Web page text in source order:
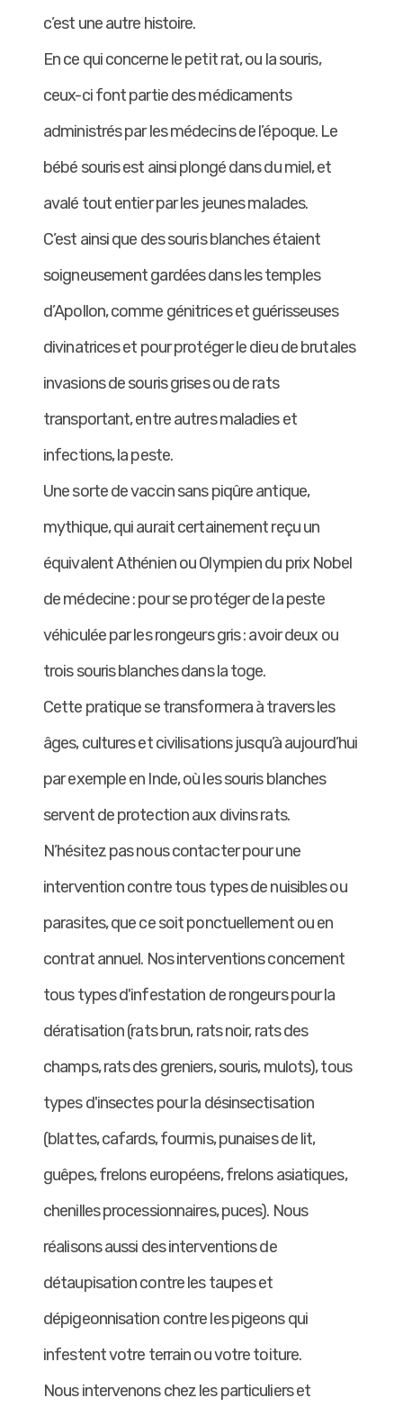
c’est une autre histoire.
En ce qui concerne le petit rat, ou la souris,
ceux-ci font partie des médicaments
administrés par les médecins de l’époque. Le
bébé souris est ainsi plongé dans du miel, et
avalé tout entier par les jeunes malades.
C’est ainsi que des souris blanches étaient
soigneusement gardées dans les temples
d’Apollon, comme génitrices et guérisseuses
divinatrices et pour protéger le dieu de brutales
invasions de souris grises ou de rats
transportant, entre autres maladies et
infections, la peste.
Une sorte de vaccin sans piqûre antique,
mythique, qui aurait certainement reçu un
équivalent Athénien ou Olympien du prix Nobel
de médecine : pour se protéger de la peste
véhiculée par les rongeurs gris : avoir deux ou
trois souris blanches dans la toge.
Cette pratique se transformera à travers les
âges, cultures et civilisations jusqu’à aujourd’hui
par exemple en Inde, où les souris blanches
servent de protection aux divins rats.
N’hésitez pas nous contacter pour une
intervention contre tous types de nuisibles ou
parasites, que ce soit ponctuellement ou en
contrat annuel. Nos interventions concernent
tous types d'infestation de rongeurs pour la
dératisation (rats brun, rats noir, rats des
champs, rats des greniers, souris, mulots), tous
types d'insectes pour la désinsectisation
(blattes, cafards, fourmis, punaises de lit,
guêpes, frelons européens, frelons asiatiques,
chenilles processionnaires, puces). Nous
réalisons aussi des interventions de
détaupisation contre les taupes et
dépigeonnisation contre les pigeons qui
infestent votre terrain ou votre toiture.
Nous intervenons chez les particuliers et